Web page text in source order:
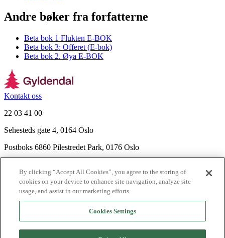
Andre bøker fra forfatterne
Beta bok 1 Flukten E-BOK
Beta bok 3: Offeret (E-bok)
Beta bok 2. Øya E-BOK
Kontakt oss
22 03 41 00
Sehesteds gate 4, 0164 Oslo
Postboks 6860 Pilestredet Park, 0176 Oslo
Nyhetsbrev
Ledige stillinger
Send inn manus
By clicking “Accept All Cookies”, you agree to the storing of
cookies on your device to enhance site navigation, analyze site
usage, and assist in our marketing efforts.
Cookies Settings